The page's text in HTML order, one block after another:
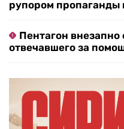
рупором пропаганды
Пентагон внезапно
отвечавшего за